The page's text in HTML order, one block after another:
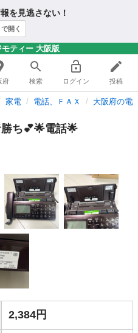
を見逃さない！
開く
ティー 大阪版
府 検索 ログイン 投稿
家電 電話、ＦＡＸ 大阪府の電
ち💕🌟電話🌟
2,384円